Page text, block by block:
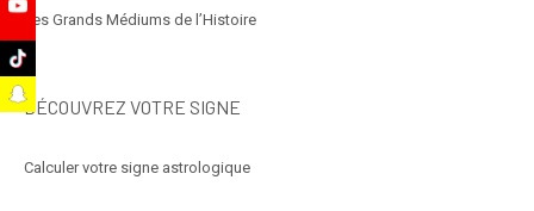
Les Grands Médiums de l’Histoire
DÉCOUVREZ VOTRE SIGNE
Calculer votre signe astrologique